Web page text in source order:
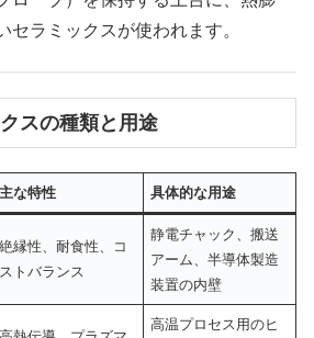
セラミックスが使われます。
スの種類と用途
主な特性 具体的な用途
絶縁性、耐食性、コ
ストバランス
静電チャック、搬送
アーム、半導体製造
装置の内壁
高温プロセス用のヒ